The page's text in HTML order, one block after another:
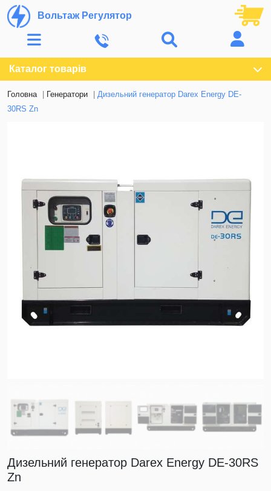
Вольтаж Регулятор
Каталог товарів
Головна Генератори
Дизельний генератор Darex Energy DE-
30RS Zn
Дизельний генератор Darex Energy DE-30RS
Zn